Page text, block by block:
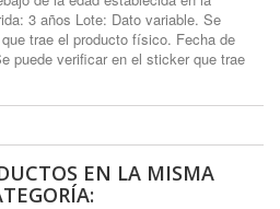
3 años Lote: Dato variable. Se
trae el producto físico. Fecha de
puede verificar en el sticker que trae
EN LA MISMA